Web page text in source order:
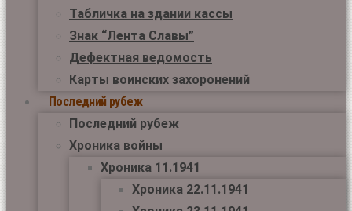
Табличка на здании кассы
Знак “Лента Славы”
Дефектная ведомость
Карты воинских захоронений
Последний рубеж
Последний рубеж
Хроника войны
Хроника 11.1941
Хроника 22.11.1941